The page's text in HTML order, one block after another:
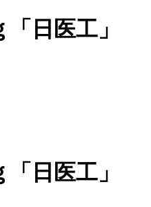
日医工」
日医工」